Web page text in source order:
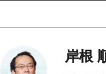
岸根